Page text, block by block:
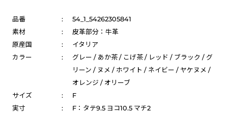
品番 :
54_1_54262305841
素材
:
皮革部分：牛革
原産国
:
イタリア
カラー
:
グレー / あか茶 / こげ茶 / レッド / ブラック / グ
リーン / ヌメ / ホワイト / ネイビー / ヤケヌメ /
オレンジ / オリーブ
サイズ
:
F
実寸
: F：タテ9.5 ヨコ10.5 マチ2